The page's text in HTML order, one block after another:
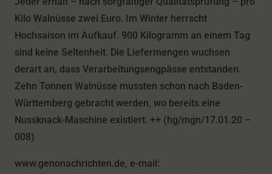
Kilo Walnüsse zwei Euro. Im Winter herrscht
Hochsaison im Aufkauf. 900 Kilogramm an einem Tag
sind keine Seltenheit. Die Liefermengen wuchsen
derart an, dass Verarbeitungsengpässe entstanden.
Zehn Tonnen Walnüsse mussten schon nach Baden-
Württemberg gebracht werden, wo bereits eine
Nussknack-Maschine existiert. ++ (hg/mgn/17.01.20 –
008)
www.genonachrichten.de, e-mail: